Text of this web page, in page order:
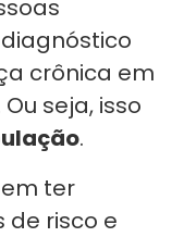
crônica em
seja, isso
.
ter
de risco e